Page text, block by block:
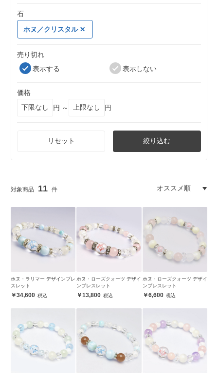
石
ホヌ／クリスタル
売り切れ
表示する
表示しない
価格
円 ～
円
リセット 絞り込む
11
ホヌ・ラリマー デザインブレ
スレット
34,600
ホヌ・ローズクォーツ デザイ
ンブレスレット
13,800
ホヌ・ローズクォーツ デザイ
ンブレスレット
6,600